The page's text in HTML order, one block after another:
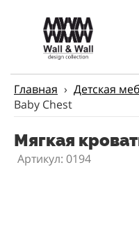
Главная › Детская
Baby Chest
Мягкая
Артикул: 0194